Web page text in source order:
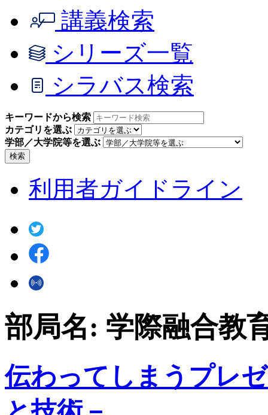
講義検索
シリーズ一覧
シラバス検索
キーワードから検索
カテゴリを選ぶ
学部／大学院等を選ぶ
検索
利用者ガイドライン
部局名: 学際融合教
伝わってしまうプレ